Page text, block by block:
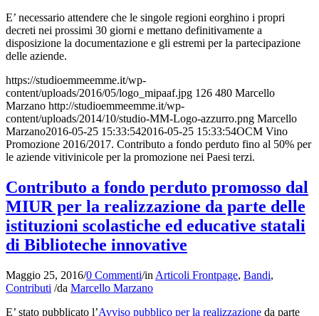
E’ necessario attendere che le singole regioni eorghino i propri
decreti nei prossimi 30 giorni e mettano definitivamente a
disposizione la documentazione e gli estremi per la partecipazione
delle aziende.
https://studioemmeemme.it/wp-
content/uploads/2016/05/logo_mipaaf.jpg 126 480 Marcello
Marzano http://studioemmeemme.it/wp-
content/uploads/2014/10/studio-MM-Logo-azzurro.png Marcello
Marzano2016-05-25 15:33:542016-05-25 15:33:54OCM Vino
Promozione 2016/2017. Contributo a fondo perduto fino al 50% per
le aziende vitivinicole per la promozione nei Paesi terzi.
Contributo a fondo perduto promosso dal
MIUR per la realizzazione da parte delle
istituzioni scolastiche ed educative statali
di Biblioteche innovative
Maggio 25, 2016/0 Commenti/in Articoli Frontpage, Bandi,
Contributi /da Marcello Marzano
E’ stato pubblicato l’Avviso pubblico per la realizzazione da parte